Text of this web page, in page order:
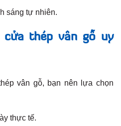
sáng tự nhiên.
thép vân gỗ uy
vân gỗ, bạn nên lựa chọn
thực tế.